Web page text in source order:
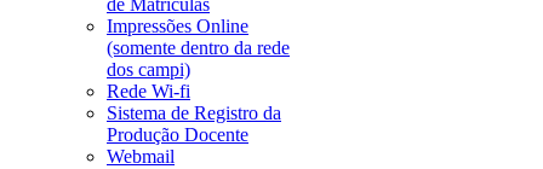
de Matriculas
Impressões Online
(somente dentro da rede
dos campi)
Rede Wi-fi
Sistema de Registro da
Produção Docente
Webmail